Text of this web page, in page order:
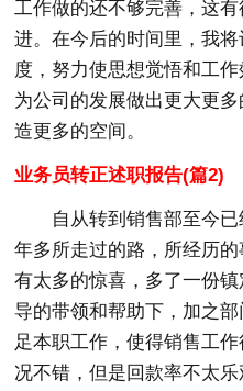
工作做的还不够完善，这
进。在今后的时间里，我
度，努力使思想觉悟和工
为公司的发展做出更大更
造更多的空间。
业务员转正述职报告(篇2)
自从转到销售部至今已
年多所走过的路，所经历
有太多的惊喜，多了一份
导的带领和帮助下，加之
足本职工作，使得销售工
况不错，但是回款率不太